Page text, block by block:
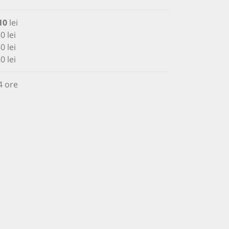
lei
lei
lei
lei
ore